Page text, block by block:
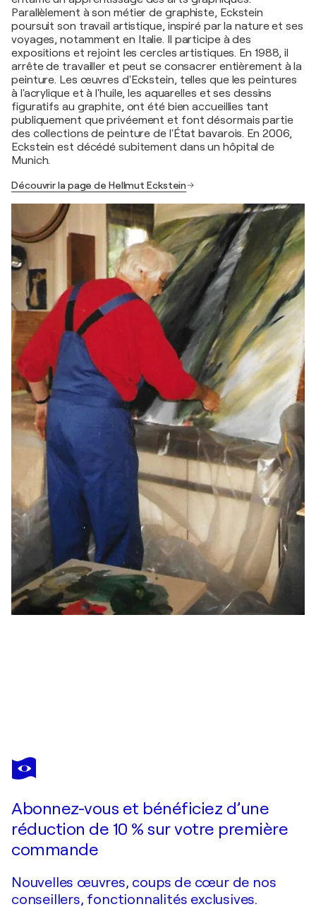
Parallèlement à son métier de graphiste, Eckstein
poursuit son travail artistique, inspiré par la nature et ses
voyages, notamment en Italie. Il participe à des
expositions et rejoint les cercles artistiques. En 1988, il
arrête de travailler et peut se consacrer entièrement à la
peinture. Les œuvres d'Eckstein, telles que les peintures
à l'acrylique et à l'huile, les aquarelles et ses dessins
figuratifs au graphite, ont été bien accueillies tant
publiquement que privéement et font désormais partie
des collections de peinture de l'État bavarois. En 2006,
Eckstein est décédé subitement dans un hôpital de
Munich.
Découvrir la page de Hellmut Eckstein
HELLMUT ECKSTEIN
Olivenhügel bei Olevano
Abonnez-vous et bénéficiez d’une
réduction de 10 % sur votre première
commande
Nouvelles œuvres, coups de cœur de nos
conseillers, fonctionnalités exclusives.